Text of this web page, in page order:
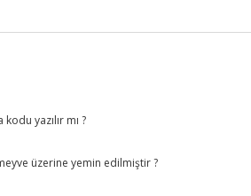
yazılır mı ?
üzerine yemin edilmiştir ?